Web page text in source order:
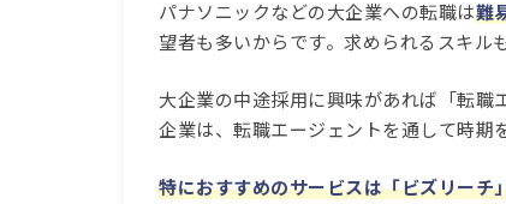
パナソニックなどの大企業への転職は難
望者も多いからです。求められるスキル
大企業の中途採用に興味があれば「転
企業は、転職エージェントを通して時期
特におすすめのサービスは「ビズリーチ